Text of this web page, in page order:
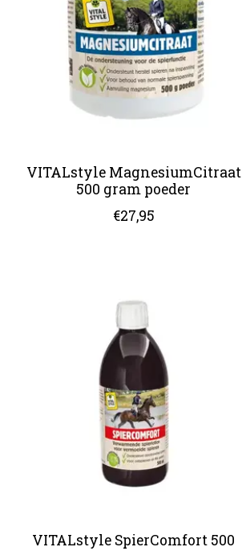
VITALstyle MagnesiumCitraat
500 gram poeder
€27,95
VITALstyle SpierComfort 500